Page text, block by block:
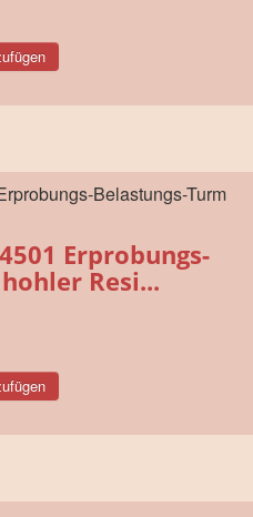
Erprobungs-
Resi...